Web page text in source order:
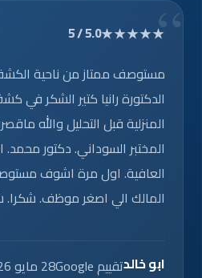
★★★★★
5.0 / 5
مستوصف ممتاز من ناحية
الدكتورة رانيا كتير الشكر في
المنزلية قبل التحليل والله
المختبر السوداني. دكتور محمد.
العافية. اول مرة اشوف
المالك الي اصغر موظف. شكرا.
ابو خالدتقييم Google 28 مايو 2026